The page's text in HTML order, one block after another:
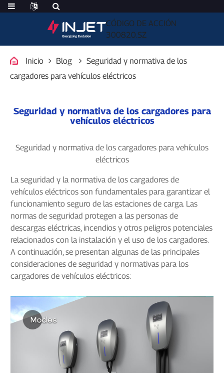
CÓDIGO DE ACCIÓN
300820.SZ
Inicio Blog
Seguridad y normativa de los
cargadores para vehículos eléctricos
Seguridad y normativa de los cargadores para
vehículos eléctricos
Seguridad y normativa de los cargadores para vehículos
eléctricos
La seguridad y la normativa de los cargadores de
vehículos eléctricos son fundamentales para garantizar el
funcionamiento seguro de las estaciones de carga. Las
normas de seguridad protegen a las personas de
descargas eléctricas, incendios y otros peligros potenciales
relacionados con la instalación y el uso de los cargadores.
A continuación, se presentan algunas de las principales
consideraciones de seguridad y normativas para los
cargadores de vehículos eléctricos: